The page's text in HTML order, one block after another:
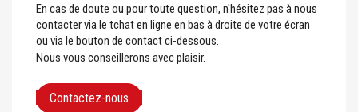
En cas de doute ou pour toute question, n'hésitez pas à nous
contacter via le tchat en ligne en bas à droite de votre écran
ou via le bouton de contact ci-dessous.
Nous vous conseillerons avec plaisir.
Contactez-nous